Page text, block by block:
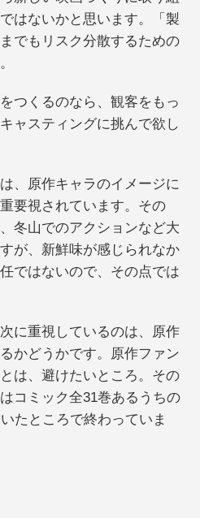
はないかと思います。「製
でもリスク分散するための
つくるのなら、観客をもっ
ャスティングに挑んで欲し
、原作キャラのイメージに
要視されています。その
冬山でのアクションなど大
が、新鮮味が感じられなか
ではないので、その点では
に重視しているのは、原作
かどうかです。原作ファン
は、避けたいところ。その
コミック全31巻あるうちの
たところで終わっていま